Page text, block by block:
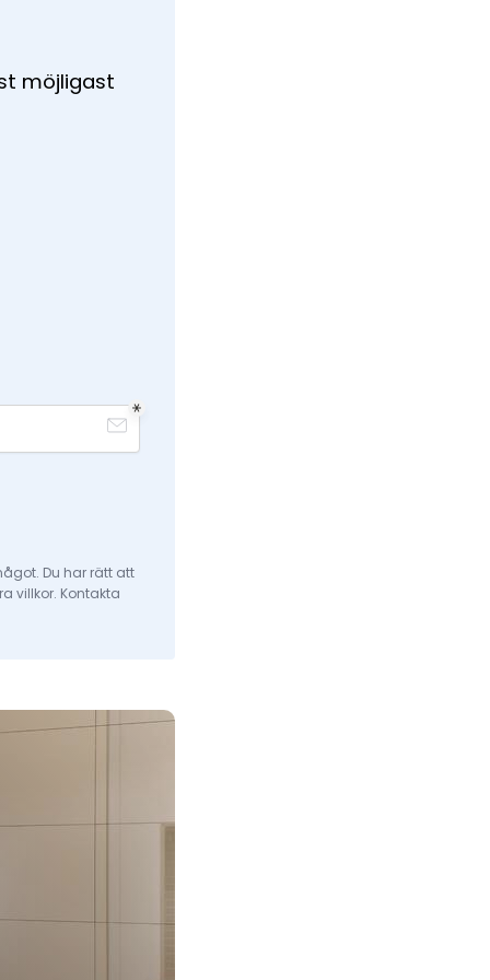
möjligast
Du har rätt att
villkor. Kontakta